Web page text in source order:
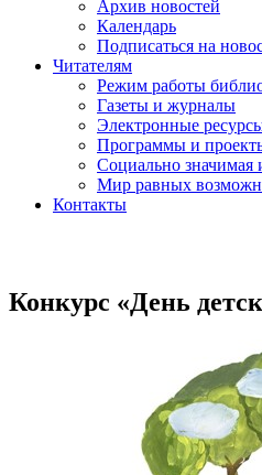
Архив новостей
Календарь
Подписаться на
Читателям
Режим работы
Газеты и журналы
Электронные
Программы и
Социально значимая
Мир равных
Контакты
Конкурс «День